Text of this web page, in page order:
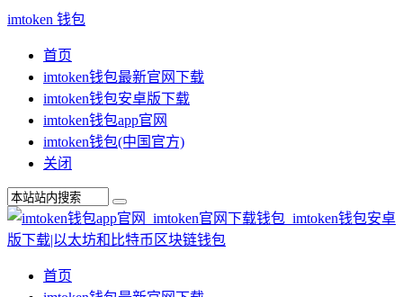
imtoken 钱包
首页
imtoken钱包最新官网下载
imtoken钱包安卓版下载
imtoken钱包app官网
imtoken钱包(中国官方)
关闭
首页